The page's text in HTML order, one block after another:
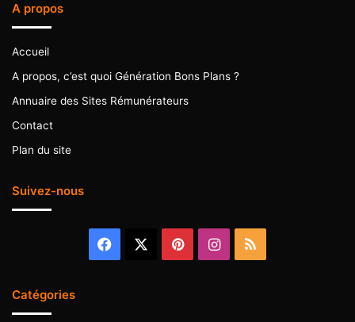
A propos
Accueil
A propos, c’est quoi Génération Bons Plans ?
Annuaire des Sites Rémunérateurs
Contact
Plan du site
Suivez-nous
Facebook PinterestInstagram
RSS
Catégories